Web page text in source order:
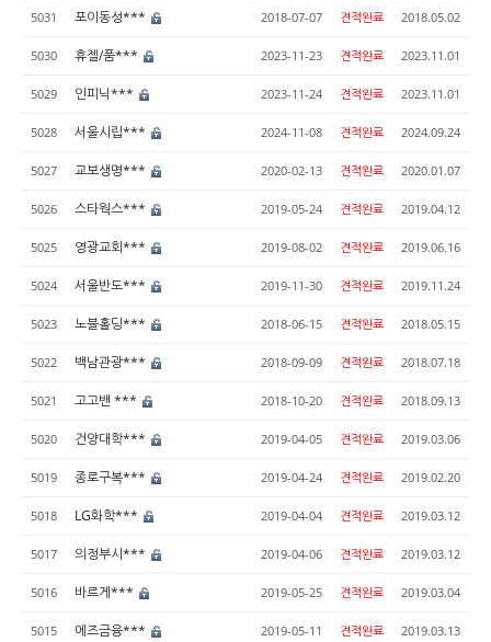
5031 포이동성*** 2018-07-07 견적완료 2018.05.02
5030 휴젤/품*** 2023-11-23 견적완료 2023.11.01
5029 인피닉*** 2023-11-24 견적완료 2023.11.01
5028 서울시립*** 2024-11-08 견적완료 2024.09.24
5027 교보생명*** 2020-02-13 견적완료 2020.01.07
5026 스타웍스*** 2019-05-24 견적완료 2019.04.12
5025 영광교회*** 2019-08-02 견적완료 2019.06.16
5024 서울반도*** 2019-11-30 견적완료 2019.11.24
5023 노블홀딩*** 2018-06-15 견적완료 2018.05.15
5022 백남관광*** 2018-09-09 견적완료 2018.07.18
5021 고고밴 *** 2018-10-20 견적완료 2018.09.13
5020 건양대학*** 2019-04-05 견적완료 2019.03.06
5019 종로구복*** 2019-04-24 견적완료 2019.02.20
5018 LG화학*** 2019-04-04 견적완료 2019.03.12
5017 의정부시*** 2019-04-06 견적완료 2019.03.12
5016 바르게*** 2019-05-25 견적완료 2019.03.04
5015 에즈금융*** 2019-05-11 견적완료 2019.03.13